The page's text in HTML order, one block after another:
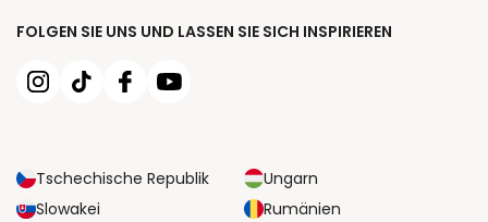
FOLGEN SIE UNS UND LASSEN SIE SICH INSPIRIEREN
Tschechische Republik
Ungarn
Slowakei
Rumänien